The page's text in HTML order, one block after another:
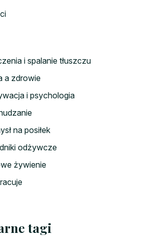
i spalanie tłuszczu
a zdrowie
i psychologia
na posiłek
odżywcze
żywienie
tagi